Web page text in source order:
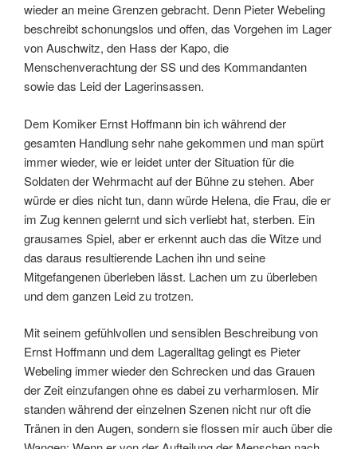
wieder an meine Grenzen gebracht. Denn Pieter Webeling
beschreibt schonungslos und offen, das Vorgehen im Lager
von Auschwitz, den Hass der Kapo, die
Menschenverachtung der SS und des Kommandanten
sowie das Leid der Lagerinsassen.
Dem Komiker Ernst Hoffmann bin ich während der
gesamten Handlung sehr nahe gekommen und man spürt
immer wieder, wie er leidet unter der Situation für die
Soldaten der Wehrmacht auf der Bühne zu stehen. Aber
würde er dies nicht tun, dann würde Helena, die Frau, die er
im Zug kennen gelernt und sich verliebt hat, sterben. Ein
grausames Spiel, aber er erkennt auch das die Witze und
das daraus resultierende Lachen ihn und seine
Mitgefangenen überleben lässt. Lachen um zu überleben
und dem ganzen Leid zu trotzen.
Mit seinem gefühlvollen und sensiblen Beschreibung von
Ernst Hoffmann und dem Lageralltag gelingt es Pieter
Webeling immer wieder den Schrecken und das Grauen
der Zeit einzufangen ohne es dabei zu verharmlosen. Mir
standen während der einzelnen Szenen nicht nur oft die
Tränen in den Augen, sondern sie flossen mir auch über die